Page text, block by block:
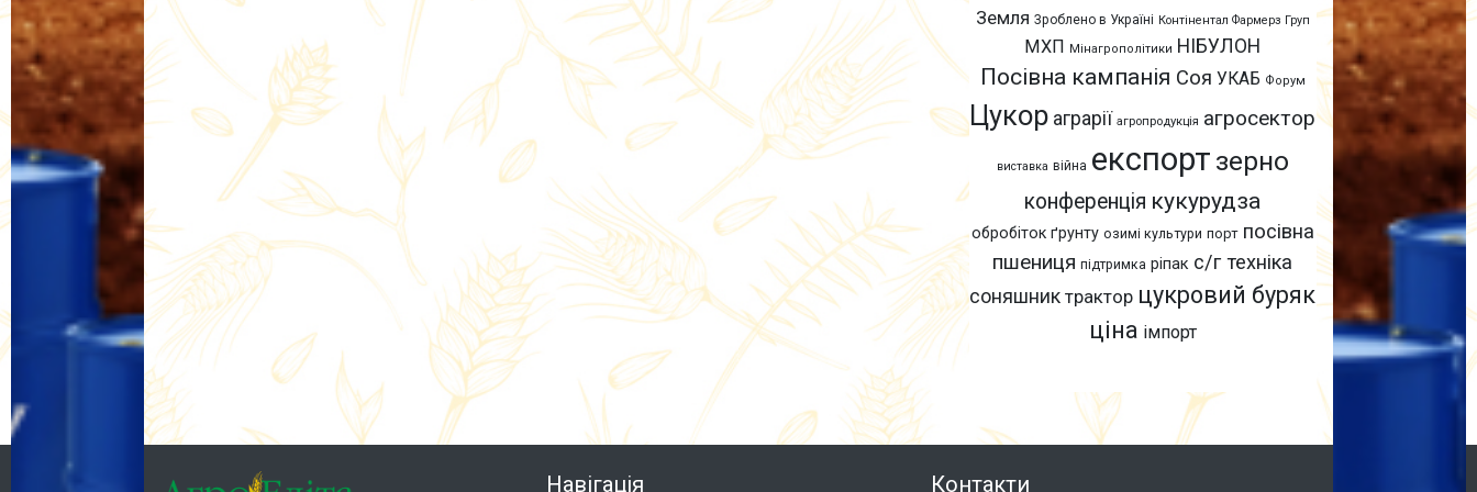
Земля Зроблено в Україні Контінентал Фармерз Груп
МХП Мінагрополітики НІБУЛОН
Посівна кампанія Соя УКАБ Форум
Цукор аграрії агропродукція агросектор
виставка війна експорт зерно
конференція кукурудза
обробіток ґрунту озимі культури порт посівна
пшениця підтримка ріпак с/г техніка
соняшник трактор цукровий буряк
ціна імпорт
Навігація Контакти